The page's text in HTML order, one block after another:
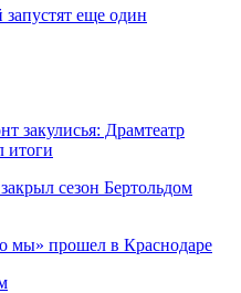
еще один
закулисья: Драмтеатр
итоги
сезон Бертольдом
мы» прошел в Краснодаре